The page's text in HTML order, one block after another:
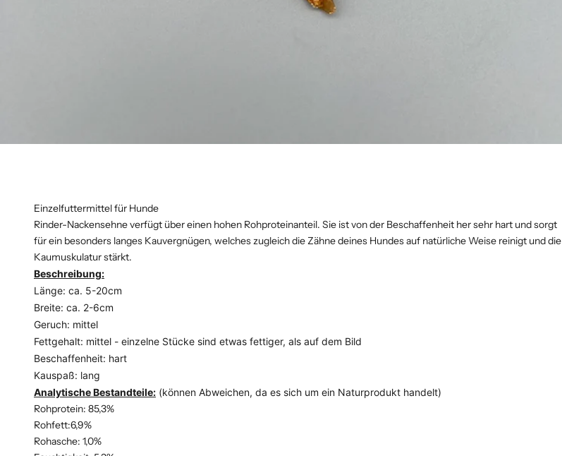
Einzelfuttermittel für Hunde
Rinder-Nackensehne verfügt über einen hohen Rohproteinanteil. Sie ist von der Beschaffenheit her sehr hart und sorgt
für ein besonders langes Kauvergnügen, welches zugleich die Zähne deines Hundes auf natürliche Weise reinigt und die
Kaumuskulatur stärkt.
Beschreibung:
Länge: ca. 5-20cm
Breite: ca. 2-6cm
Geruch: mittel
Fettgehalt: mittel - einzelne Stücke sind etwas fettiger, als auf dem Bild
Beschaffenheit: hart
Kauspaß: lang
Analytische Bestandteile: (können Abweichen, da es sich um ein Naturprodukt handelt)
Rohprotein: 85,3%
Rohfett:6,9%
Rohasche: 1,0%